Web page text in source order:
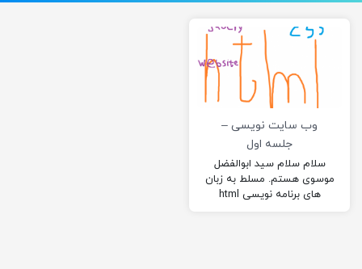
وب سایت نویسی –
جلسه اول
سلام سلام سید ابوالفضل
موسوی هستم. مسلط به زبان
های برنامه نویسی html